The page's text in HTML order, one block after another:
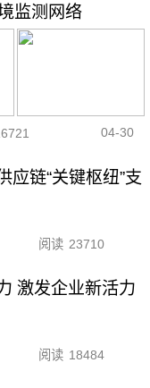
监测网络
04-30
应链“关键枢纽”支
阅读 23710
激发企业新活力
阅读 18484